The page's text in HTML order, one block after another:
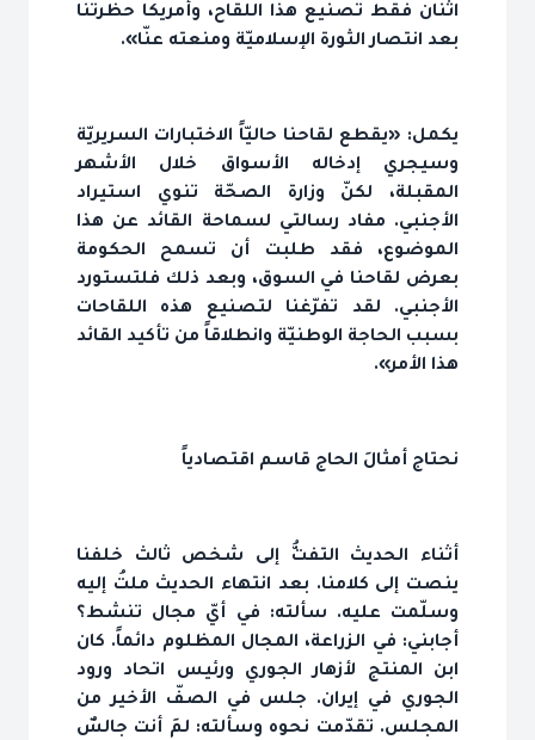
اثنان فقط تصنيع هذا اللقاح، وأمريكا حظرتنا
بعد انتصار الثورة الإسلاميّة ومنعته عنّا».
يكمل: «يقطع لقاحنا حاليّاً الاختبارات السريريّة
وسيجري إدخاله الأسواق خلال الأشهر
المقبلة، لكنّ وزارة الصحّة تنوي استيراد
الأجنبي. مفاد رسالتي لسماحة القائد عن هذا
الموضوع، فقد طلبت أن تسمح الحكومة
بعرض لقاحنا في السوق، وبعد ذلك فلتستورد
الأجنبي. لقد تفرّغنا لتصنيع هذه اللقاحات
بسبب الحاجة الوطنيّة وانطلاقاً من تأكيد القائد
هذا الأمر».
نحتاج أمثالَ الحاج قاسم اقتصادياً
أثناء الحديث التفتُّ إلى شخص ثالث خلفنا
ينصت إلى كلامنا. بعد انتهاء الحديث ملتُ إليه
وسلّمت عليه. سألته: في أيّ مجال تنشط؟
أجابني: في الزراعة، المجال المظلوم دائماً. كان
ابن المنتج لأزهار الجوري ورئيس اتحاد ورود
الجوري في إيران. جلس في الصفّ الأخير من
المجلس. تقدّمت نحوه وسألته: لمَ أنت جالسٌ